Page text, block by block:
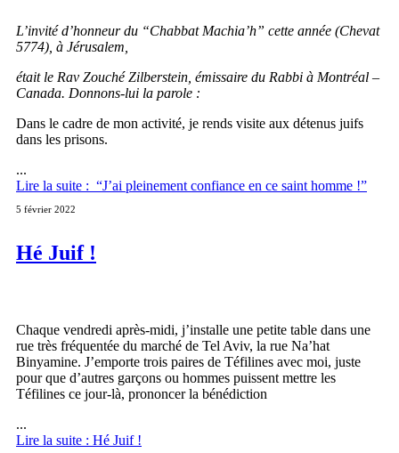
L’invité d’honneur du “Chabbat Machia’h” cette année (Chevat
5774), à Jérusalem,
était le Rav Zouché Zilberstein, émissaire du Rabbi à Montréal –
Canada. Donnons-lui la parole :
Dans le cadre de mon activité, je rends visite aux détenus juifs
dans les prisons.
...
Lire la suite : “J’ai pleinement confiance en ce saint homme !”
5 février 2022
Hé Juif !
Chaque vendredi après-midi, j’installe une petite table dans une
rue très fréquentée du marché de Tel Aviv, la rue Na’hat
Binyamine. J’emporte trois paires de Téfilines avec moi, juste
pour que d’autres garçons ou hommes puissent mettre les
Téfilines ce jour-là, prononcer la bénédiction
...
Lire la suite : Hé Juif !